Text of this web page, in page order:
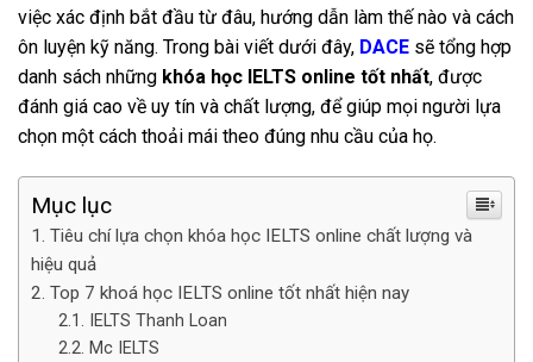
việc xác định bắt đầu từ đâu, hướng dẫn làm thế nào và cách
ôn luyện kỹ năng. Trong bài viết dưới đây, DACE sẽ tổng hợp
danh sách những khóa học IELTS online tốt nhất, được
đánh giá cao về uy tín và chất lượng, để giúp mọi người lựa
chọn một cách thoải mái theo đúng nhu cầu của họ.
Mục lục
Tiêu chí lựa chọn khóa học IELTS online chất lượng và
hiệu quả
Top 7 khoá học IELTS online tốt nhất hiện nay
IELTS Thanh Loan
Mc IELTS